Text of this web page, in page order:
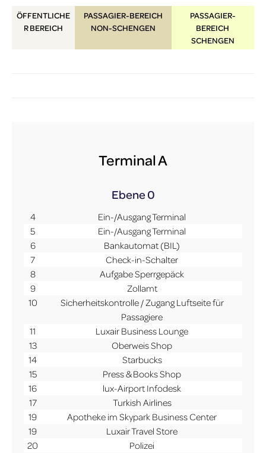
ÖFFENTLICHE
RBEREICH
PASSAGIER-BEREICH
NON-SCHENGEN
PASSAGIER-
BEREICH
SCHENGEN
Terminal A
Ebene 0
4
Ein-/Ausgang Terminal
5
Ein-/Ausgang Terminal
6
Bankautomat (BIL)
7
Check-in-Schalter
8
Aufgabe Sperrgepäck
9
Zollamt
10
Sicherheitskontrolle / Zugang Luftseite für
Passagiere
11
Luxair Business Lounge
13
Oberweis Shop
14
Starbucks
15
Press & Books Shop
16
lux-Airport Infodesk
17
Turkish Airlines
19
Apotheke im Skypark Business Center
19
Luxair Travel Store
20
Polizei